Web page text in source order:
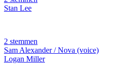
Stan Lee
2 stemmen
Sam Alexander / Nova (voice)
Logan Miller